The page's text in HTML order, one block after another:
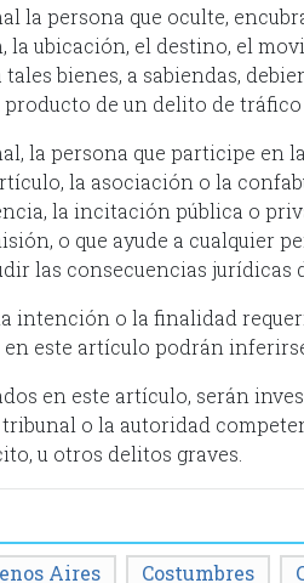
la persona que oculte,
la ubicación, el destino, el
bienes, a sabiendas,
producto de un delito de
la persona que participe en
la asociación o la
la incitación pública o
o que ayude a cualquier
eludir las
intención o la finalidad
este artículo podrán
en este artículo, serán
o la autoridad
u otros delitos graves.
Aires Costumbres